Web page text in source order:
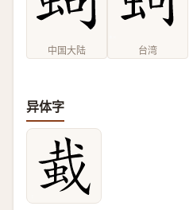
中国大陆 台湾
异体字